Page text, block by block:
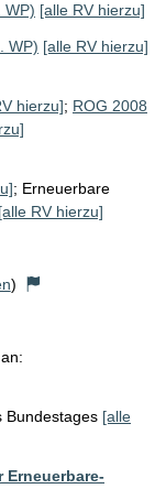
WP) [alle RV hierzu]
WP) [alle RV hierzu]
hierzu]; ROG 2008
; Erneuerbare
[alle RV hierzu]
)
Bundestages [alle